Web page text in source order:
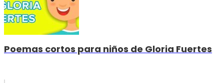
Poemas cortos para niños de Gloria Fuertes